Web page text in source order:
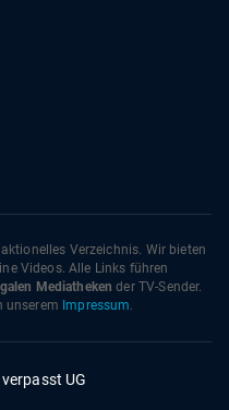
Verzeichnis. Wir bieten
Videos. Alle Links führen
Mediatheken der TV-Sender.
unserem Impressum.
UG